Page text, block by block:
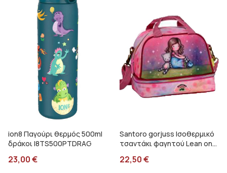
ion8 Παγούρι θερμός 500ml
δράκοι I8TS500PTDRAG
23,00€
Santoro gorjuss Ισοθερμικό
τσαντάκι φαγητού Lean on
22,50€